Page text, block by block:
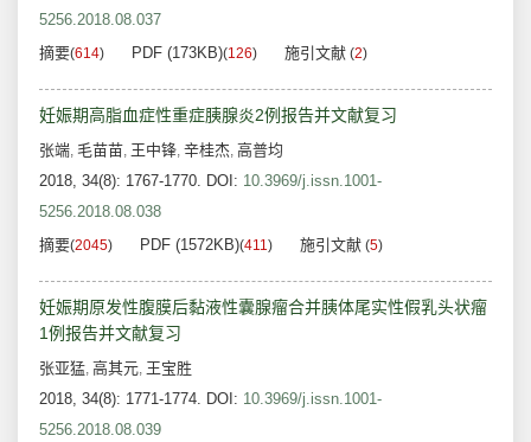
5256.2018.08.037
摘要(614) PDF (173KB)(126) 施引文献 (2)
妊娠期高脂血症性重症胰腺炎2例报告并文献复习
张端, 毛苗苗, 王中锋, 辛桂杰, 高普均
2018, 34(8): 1767-1770. DOI: 10.3969/j.issn.1001-
5256.2018.08.038
摘要(2045) PDF (1572KB)(411) 施引文献 (5)
妊娠期原发性腹膜后黏液性囊腺瘤合并胰体尾实性假乳头状瘤
1例报告并文献复习
张亚猛, 高其元, 王宝胜
2018, 34(8): 1771-1774. DOI: 10.3969/j.issn.1001-
5256.2018.08.039